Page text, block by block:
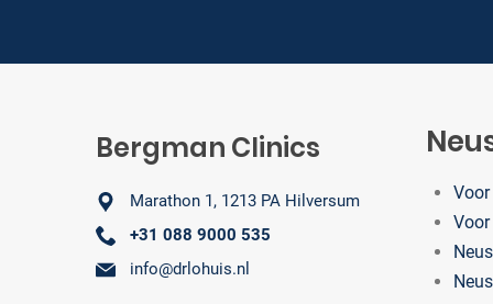
Bergman Clinics
Marathon 1, 1213 PA Hilversum
+31 088 9000 535
info@drlohuis.nl